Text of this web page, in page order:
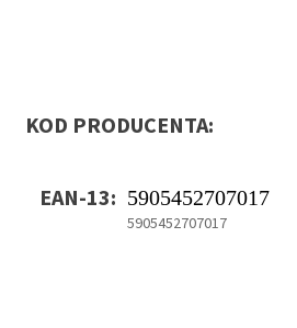
KOD PRODUCENTA:
EAN-13: 5905452707017
5905452707017